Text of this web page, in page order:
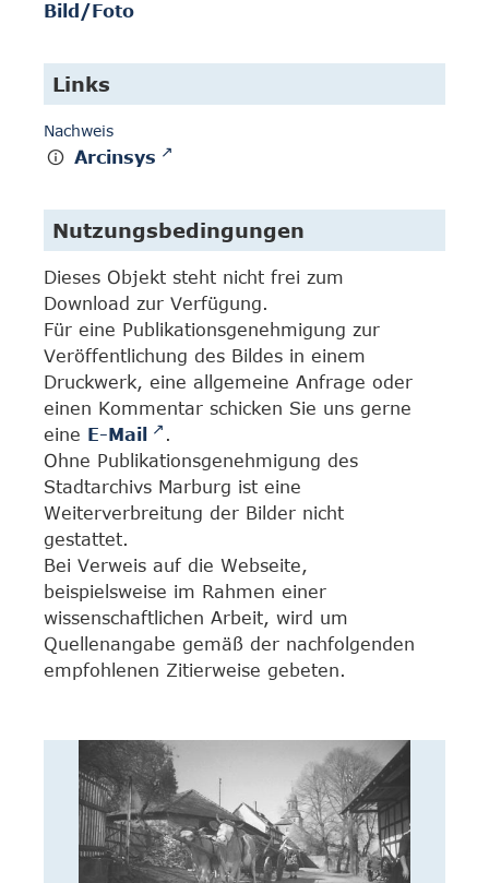
Bild/Foto
Links
Nachweis
Arcinsys
Nutzungsbedingungen
Dieses Objekt steht nicht frei zum
Download zur Verfügung.
Für eine Publikationsgenehmigung zur
Veröffentlichung des Bildes in einem
Druckwerk, eine allgemeine Anfrage oder
einen Kommentar schicken Sie uns gerne
eine E-Mail
.
Ohne Publikationsgenehmigung des
Stadtarchivs Marburg ist eine
Weiterverbreitung der Bilder nicht
gestattet.
Bei Verweis auf die Webseite,
beispielsweise im Rahmen einer
wissenschaftlichen Arbeit, wird um
Quellenangabe gemäß der nachfolgenden
empfohlenen Zitierweise gebeten.